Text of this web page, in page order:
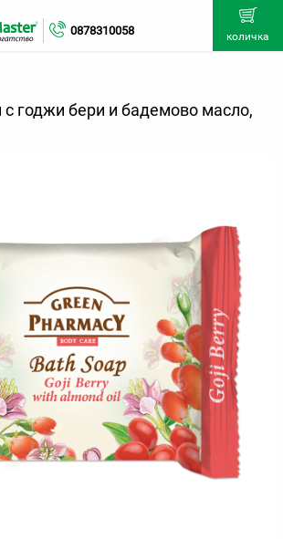
0878310058 количка
с годжи бери и бадемово масло,